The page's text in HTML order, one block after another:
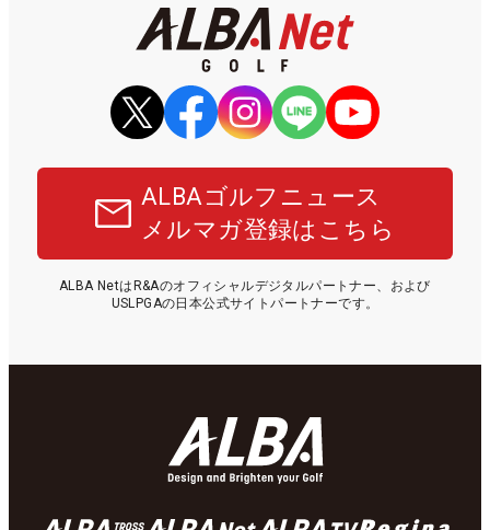
ALBAゴルフニュース
メルマガ登録はこちら
ALBA NetはR&Aのオフィシャルデジタルパートナー、および
USLPGAの日本公式サイトパートナーです。